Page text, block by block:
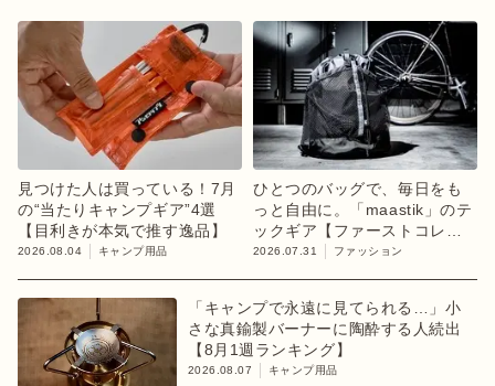
見つけた人は買っている！7月
の“当たりキャンプギア”4選
【目利きが本気で推す逸品】
2026.08.04 キャンプ用品
ひとつのバッグで、毎日をも
っと自由に。「maastik」のテ
ックギア【ファーストコレク
ション「chapter 1」】
2026.07.31 ファッション
「キャンプで永遠に見てられる…」小
さな真鍮製バーナーに陶酔する人続出
【8月1週ランキング】
2026.08.07 キャンプ用品